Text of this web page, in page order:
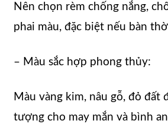
Nên chọn rèm chống nắng,
phai màu, đặc biệt nếu bàn
– Màu sắc hợp phong thủy:
Màu vàng kim, nâu gỗ, đỏ đất
tượng cho may mắn và bình